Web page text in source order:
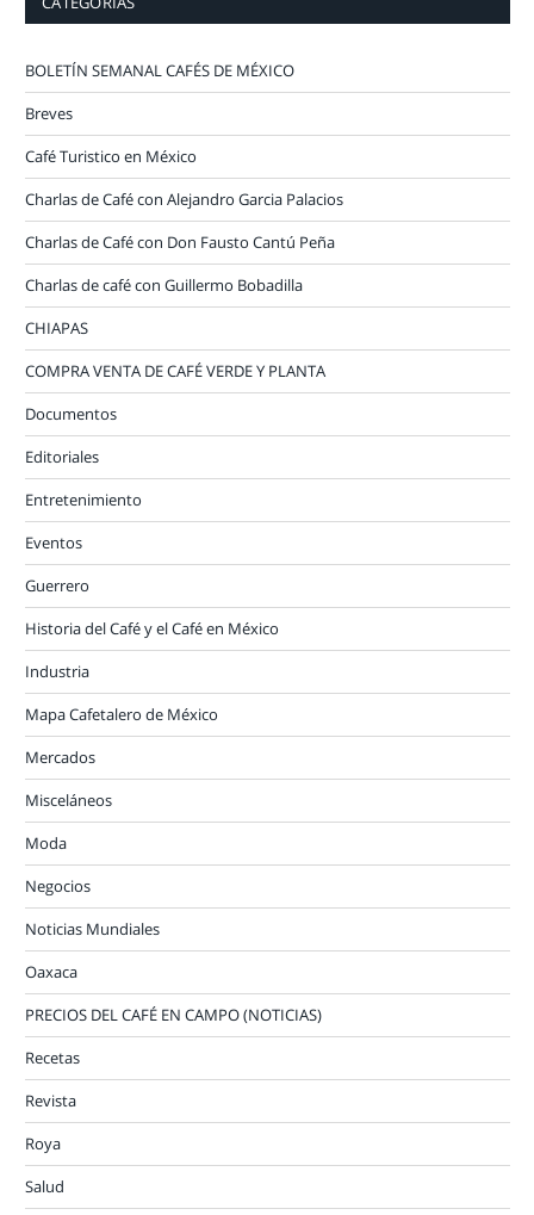
BOLETÍN SEMANAL CAFÉS DE MÉXICO
Breves
Café Turistico en México
Charlas de Café con Alejandro Garcia Palacios
Charlas de Café con Don Fausto Cantú Peña
Charlas de café con Guillermo Bobadilla
CHIAPAS
COMPRA VENTA DE CAFÉ VERDE Y PLANTA
Documentos
Editoriales
Entretenimiento
Eventos
Guerrero
Historia del Café y el Café en México
Industria
Mapa Cafetalero de México
Mercados
Misceláneos
Moda
Negocios
Noticias Mundiales
Oaxaca
PRECIOS DEL CAFÉ EN CAMPO (NOTICIAS)
Recetas
Revista
Roya
Salud